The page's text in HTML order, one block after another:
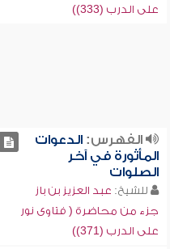
على الدرب (333))
الفهرس:الدعوات
المأثورة في آخر
الصلوات
للشيخ: عبد العزيز بن باز
جزء من محاضرة ( فتاوى نور
على الدرب (371))